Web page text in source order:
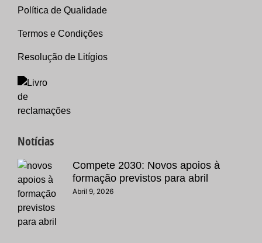
Política de Qualidade
Termos e Condições
Resolução de Litígios
Notícias
Compete 2030: Novos apoios à
formação previstos para abril
Abril 9, 2026